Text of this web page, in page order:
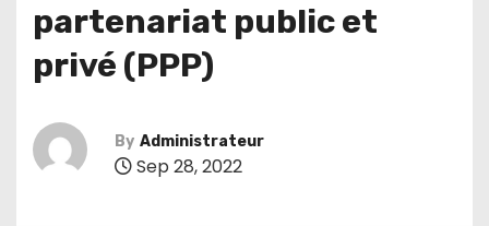
partenariat public et
privé (PPP)
By Administrateur
Sep 28, 2022